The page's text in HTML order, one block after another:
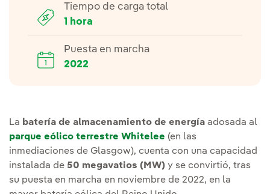
Tiempo de carga total
1 hora
Puesta en marcha
2022
La batería de almacenamiento de energía adosada al
parque eólico terrestre Whitelee (en las
inmediaciones de Glasgow), cuenta con una capacidad
instalada de 50 megavatios (MW) y se convirtió, tras
su puesta en marcha en noviembre de 2022, en la